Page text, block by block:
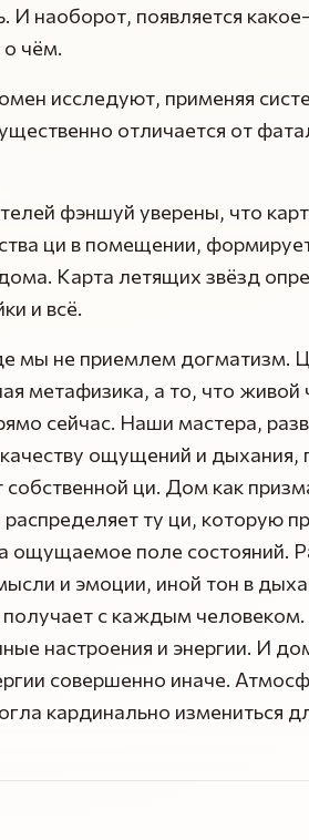
И наоборот, появляется
о чём.
исследуют, применяя
отличается от
фэншуй уверены, что
ци в помещении,
Карта летящих звёзд
и всё.
мы не приемлем догматизм.
метафизика, а то, что
сейчас. Наши мастера,
ощущений и дыхания,
собственной ци. Дом как
ту ци, которую
а ощущаемое поле состояний.
и эмоции, иной тон в
с каждым
настроения и энергии. И
совершенно иначе.
кардинально измениться